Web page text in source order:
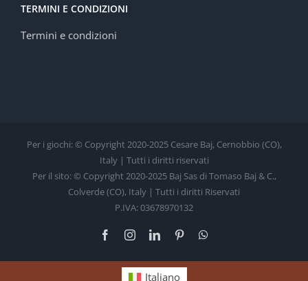
TERMINI E CONDIZIONI
Termini e condizioni
Per i giochi: © Copyright 2020-2025 Cesare Baj, Cernobbio (CO),
Italy | Tutti i diritti riservati
Per il sito: © Copyright 2020-2025 Baj Sas di Tomaso Baj & C.,
Colverde (CO), Italy | Tutti i diritti Riservati
P.IVA: 03678970132
FacebookInstagramLinkedInPinterest
Italiano